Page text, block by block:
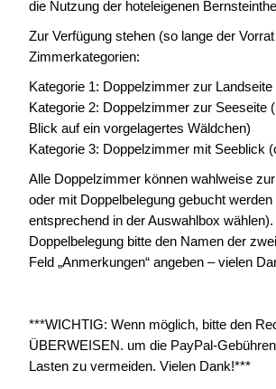
die Nutzung der hoteleigenen
Zur Verfügung stehen (so lange der
Zimmerkategorien:
Kategorie 1: Doppelzimmer zur Landseite
Kategorie 2: Doppelzimmer zur Seeseite
Blick auf ein vorgelagertes Wäldchen)
Kategorie 3: Doppelzimmer mit Seeblick
Alle Doppelzimmer können wahlweise
oder mit Doppelbelegung gebucht werden
entsprechend in der Auswahlbox
Doppelbelegung bitte den Namen der
Feld „Anmerkungen“ angeben – vielen
***WICHTIG: Wenn möglich, bitte den
ÜBERWEISEN. um die PayPal-
Lasten zu vermeiden. Vielen Dank!***